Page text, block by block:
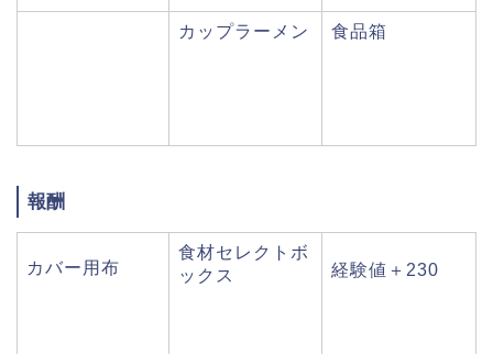
カップラーメン 食品箱
報酬
カバー用布
食材セレクトボ
ックス
経験値＋230